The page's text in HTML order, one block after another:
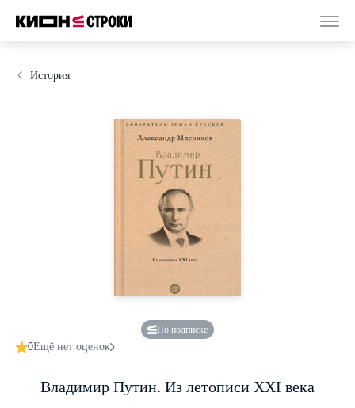
История
По подписке
0Ещё нет оценок
Владимир Путин. Из летописи XXI века